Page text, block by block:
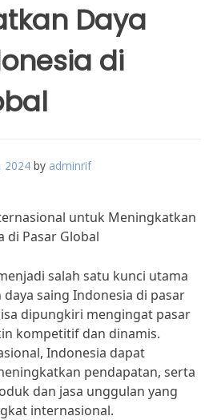
Daya
di
2024 by adminrif
untuk Meningkatkan
di Pasar Global
salah satu kunci utama
saing Indonesia di pasar
dipungkiri mengingat pasar
kompetitif dan dinamis.
Indonesia dapat
pendapatan, serta
dan jasa unggulan yang
internasional.